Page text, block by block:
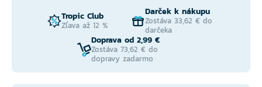
Tropic Club
Zľava až 12 %
Darček k nákupu
Zostáva 33,62 € do
darčeka
Doprava od 2,99 €
Zostáva 73,62 € do
dopravy zadarmo